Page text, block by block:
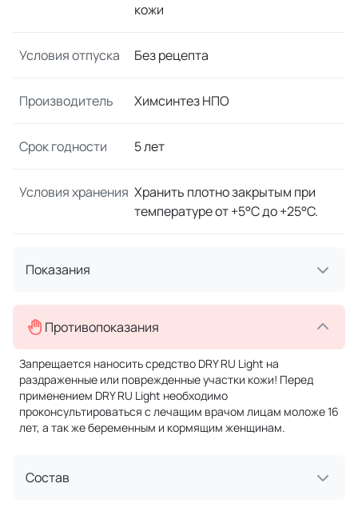
кожи
Условия отпуска Без рецепта
Производитель Химсинтез НПО
Срок годности 5 лет
Условия хранения Хранить плотно закрытым при
температуре от +5°С до +25°С.
Показания
Противопоказания
Запрещается наносить средство DRY RU Light на
раздраженные или поврежденные участки кожи! Перед
применением DRY RU Light необходимо
проконсультироваться с лечащим врачом лицам моложе 16
лет, а так же беременным и кормящим женщинам.
Состав